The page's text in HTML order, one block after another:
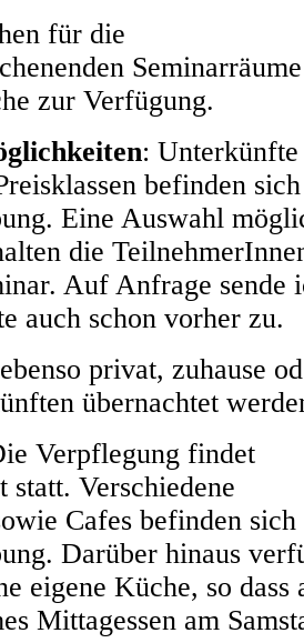
für die
zur Verfügung.
:
befinden
Eine Auswahl
die
Auf Anfrage sende
auch schon vorher zu.
privat, zuhause
übernachtet
Verpflegung findet
statt. Verschiedene
Cafes befinden
Darüber hinaus
eigene Küche, so dass
Mittagessen am